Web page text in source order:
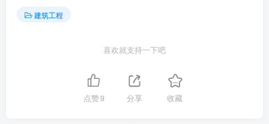
建筑工程
喜欢就支持一下吧
点赞9 分享 收藏